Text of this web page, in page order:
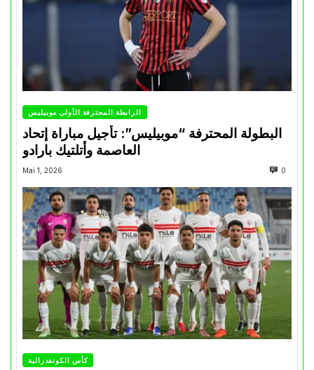
الرابطة المحترفة الأولى موبيليس
البطولة المحترفة “موبيليس”: تأجيل مباراة إتحاد
العاصمة وأتلتيك بارادو
Mai 1, 2026 0
كأس الكونفدرالية